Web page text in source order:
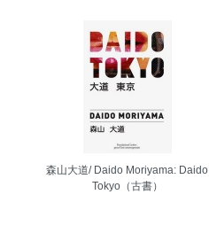
森山大道/ Daido Moriyama: Daido
Tokyo（古書）